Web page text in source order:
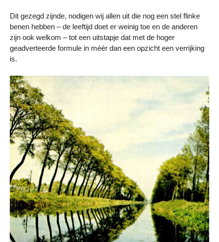
Dit gezegd zijnde, nodigen wij allen uit die nog een stel flinke
benen hebben – de leeftijd doet er weinig toe en de anderen
zijn ook welkom – tot een uitstapje dat met de hoger
geadverteerde formule in méér dan een opzicht een verrijking
is.